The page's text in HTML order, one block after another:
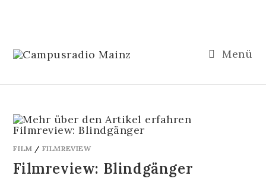
Menü
FILM / FILMREVIEW
Filmreview: Blindgänger